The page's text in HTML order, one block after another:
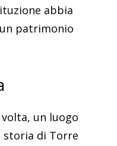
abbia
patrimonio
un luogo
storia di Torre